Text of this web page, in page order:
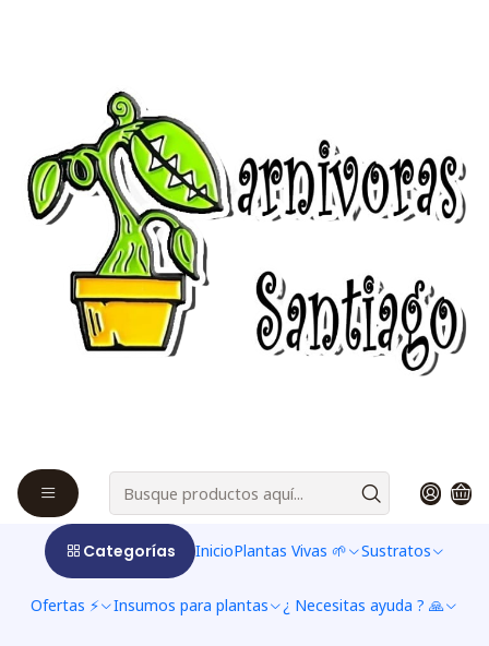
Categorías InicioPlantas Vivas 🌱 Sustratos
Ofertas ⚡ Insumos para plantas ¿ Necesitas ayuda ? 🙏
Venus típicas 🌱
Dionaea muscipula es la única especie del género
monotípico Dionaea, una planta carnívora de la
familia Droseraceae. El nombre común dionea
atrapamoscas o venus atrapamoscas hace referencia
a su hábito alimenticio de atrapar presas vivas,
principalmente insectos y arácnidos. Es nativa del
sureste de Estados Unidos.
Dionaea Muscipula - Típica - Grande
$24.990 CLP$59.500 CLP
Ver opciones
-5%OFF